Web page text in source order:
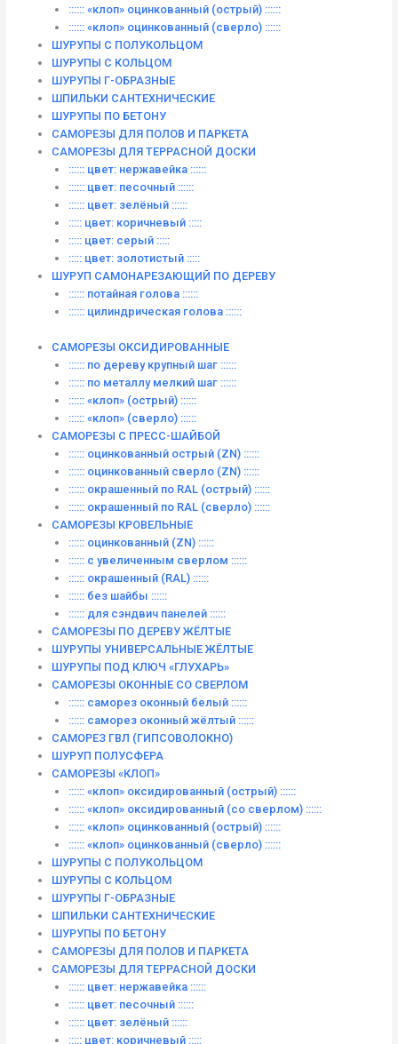
:::::: «клоп» оцинкованный (острый) ::::::
:::::: «клоп» оцинкованный (сверло) ::::::
ШУРУПЫ С ПОЛУКОЛЬЦОМ
ШУРУПЫ С КОЛЬЦОМ
ШУРУПЫ Г-ОБРАЗНЫЕ
ШПИЛЬКИ САНТЕХНИЧЕСКИЕ
ШУРУПЫ ПО БЕТОНУ
САМОРЕЗЫ ДЛЯ ПОЛОВ И ПАРКЕТА
САМОРЕЗЫ ДЛЯ ТЕРРАСНОЙ ДОСКИ
:::::: цвет: нержавейка ::::::
:::::: цвет: песочный ::::::
:::::: цвет: зелёный ::::::
::::: цвет: коричневый :::::
::::: цвет: серый :::::
::::: цвет: золотистый :::::
ШУРУП САМОНАРЕЗАЮЩИЙ ПО ДЕРЕВУ
:::::: потайная голова ::::::
:::::: цилиндрическая голова ::::::
САМОРЕЗЫ ОКСИДИРОВАННЫЕ
:::::: по дереву крупный шаг ::::::
:::::: по металлу мелкий шаг ::::::
:::::: «клоп» (острый) ::::::
:::::: «клоп» (сверло) ::::::
САМОРЕЗЫ С ПРЕСС-ШАЙБОЙ
:::::: оцинкованный острый (ZN) ::::::
:::::: оцинкованный сверло (ZN) ::::::
:::::: окрашенный по RAL (острый) ::::::
:::::: окрашенный по RAL (сверло) ::::::
САМОРЕЗЫ КРОВЕЛЬНЫЕ
:::::: оцинкованный (ZN) ::::::
:::::: с увеличенным сверлом ::::::
:::::: окрашенный (RAL) ::::::
:::::: без шайбы ::::::
:::::: для сэндвич панелей ::::::
САМОРЕЗЫ ПО ДЕРЕВУ ЖЁЛТЫЕ
ШУРУПЫ УНИВЕРСАЛЬНЫЕ ЖЁЛТЫЕ
ШУРУПЫ ПОД КЛЮЧ «ГЛУХАРЬ»
САМОРЕЗЫ ОКОННЫЕ СО СВЕРЛОМ
:::::: саморез оконный белый ::::::
:::::: саморез оконный жёлтый ::::::
САМОРЕЗ ГВЛ (ГИПСОВОЛОКНО)
ШУРУП ПОЛУСФЕРА
САМОРЕЗЫ «КЛОП»
:::::: «клоп» оксидированный (острый) ::::::
:::::: «клоп» оксидированный (со сверлом) ::::::
:::::: «клоп» оцинкованный (острый) ::::::
:::::: «клоп» оцинкованный (сверло) ::::::
ШУРУПЫ С ПОЛУКОЛЬЦОМ
ШУРУПЫ С КОЛЬЦОМ
ШУРУПЫ Г-ОБРАЗНЫЕ
ШПИЛЬКИ САНТЕХНИЧЕСКИЕ
ШУРУПЫ ПО БЕТОНУ
САМОРЕЗЫ ДЛЯ ПОЛОВ И ПАРКЕТА
САМОРЕЗЫ ДЛЯ ТЕРРАСНОЙ ДОСКИ
:::::: цвет: нержавейка ::::::
:::::: цвет: песочный ::::::
:::::: цвет: зелёный ::::::
::::: цвет: коричневый :::::